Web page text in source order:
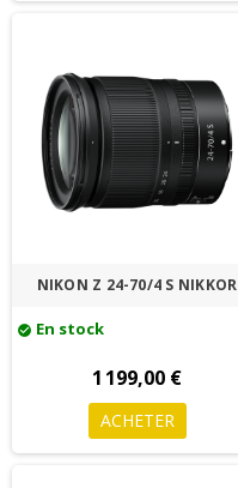
NIKON Z 24-70/4 S NIKKOR
check_circle En stock
1 199,00 €
ACHETER